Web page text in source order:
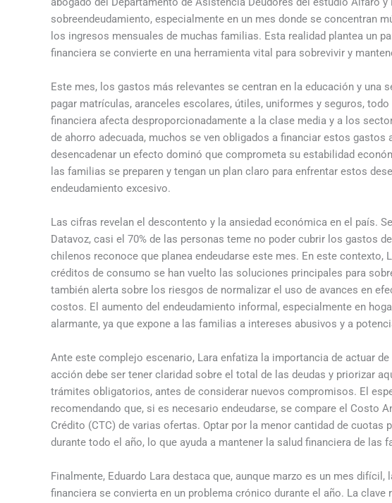
sobreendeudamiento, especialmente en un mes donde se concentran
los ingresos mensuales de muchas familias. Esta realidad plantea un
financiera se convierte en una herramienta vital para sobrevivir y
Este mes, los gastos más relevantes se centran en la educación y
pagar matrículas, aranceles escolares, útiles, uniformes y seguros,
financiera afecta desproporcionadamente a la clase media y a los
de ahorro adecuada, muchos se ven obligados a financiar estos gastos
desencadenar un efecto dominó que comprometa su estabilidad
las familias se preparen y tengan un plan claro para enfrentar estos
endeudamiento excesivo.
Las cifras revelan el descontento y la ansiedad económica en el país.
Datavoz, casi el 70% de las personas teme no poder cubrir los gastos
chilenos reconoce que planea endeudarse este mes. En este contexto,
créditos de consumo se han vuelto las soluciones principales para
también alerta sobre los riesgos de normalizar el uso de avances en
costos. El aumento del endeudamiento informal, especialmente en
alarmante, ya que expone a las familias a intereses abusivos y a
Ante este complejo escenario, Lara enfatiza la importancia de actuar
acción debe ser tener claridad sobre el total de las deudas y priorizar
trámites obligatorios, antes de considerar nuevos compromisos. El
recomendando que, si es necesario endeudarse, se compare el Costo
Crédito (CTC) de varias ofertas. Optar por la menor cantidad de cuotas
durante todo el año, lo que ayuda a mantener la salud financiera de las
Finalmente, Eduardo Lara destaca que, aunque marzo es un mes
financiera se convierta en un problema crónico durante el año. La